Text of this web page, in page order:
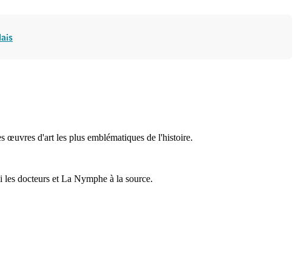
œuvres d'art les plus emblématiques de l'histoire.
docteurs et La Nymphe à la source.